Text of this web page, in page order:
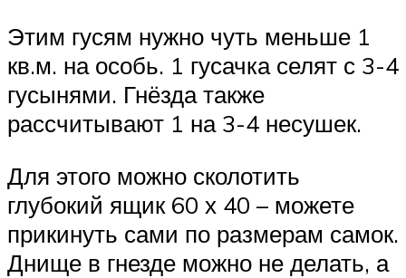
Этим гусям нужно чуть меньше 1
кв.м. на особь. 1 гусачка селят с 3-4
гусынями. Гнёзда также
рассчитывают 1 на 3-4 несушек.
Для этого можно сколотить
глубокий ящик 60 х 40 – можете
прикинуть сами по размерам самок.
Днище в гнезде можно не делать, а